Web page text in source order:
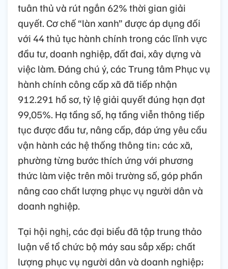
tuân thủ và rút ngắn 62% thời gian giải
quyết. Cơ chế “làn xanh” được áp dụng đối
với 44 thủ tục hành chính trong các lĩnh vực
đầu tư, doanh nghiệp, đất đai, xây dựng và
việc làm. Đáng chú ý, các Trung tâm Phục vụ
hành chính công cấp xã đã tiếp nhận
912.291 hồ sơ, tỷ lệ giải quyết đúng hạn đạt
99,05%. Hạ tầng số, hạ tầng viễn thông tiếp
tục được đầu tư, nâng cấp, đáp ứng yêu cầu
vận hành các hệ thống thông tin; các xã,
phường từng bước thích ứng với phương
thức làm việc trên môi trường số, góp phần
nâng cao chất lượng phục vụ người dân và
doanh nghiệp.
Tại hội nghị, các đại biểu đã tập trung thảo
luận về tổ chức bộ máy sau sắp xếp; chất
lượng phục vụ người dân và doanh nghiệp;